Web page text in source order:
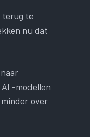
terug te
nu dat
-modellen
over